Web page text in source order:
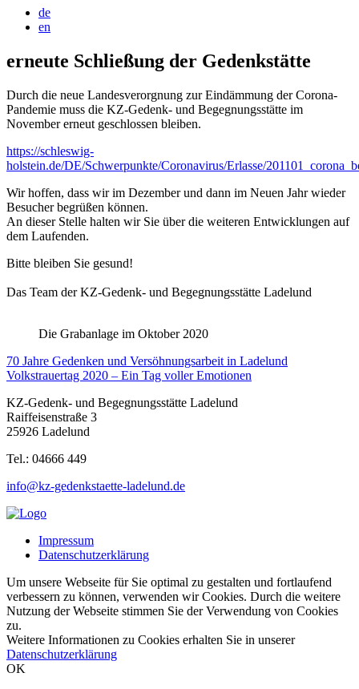
de
en
erneute Schließung der Gedenkstätte
Durch die neue Landesverorgnung zur Eindämmung der Corona-
Pandemie muss die KZ-Gedenk- und Begegnungsstätte im
November erneut geschlossen bleiben.
https://schleswig-
holstein.de/DE/Schwerpunkte/Coronavirus/Erlasse/
Wir hoffen, dass wir im Dezember und dann im Neuen Jahr wieder
Besucher begrüßen können.
An dieser Stelle halten wir Sie über die weiteren Entwicklungen auf
dem Laufenden.
Bitte bleiben Sie gesund!
Das Team der KZ-Gedenk- und Begegnungsstätte Ladelund
Die Grabanlage im Oktober 2020
Beitragsnavigation
70 Jahre Gedenken und Versöhnungsarbeit in Ladelund
Volkstrauertag 2020 – Ein Tag voller Emotionen
KZ-Gedenk- und Begegnungsstätte Ladelund
Raiffeisenstraße 3
25926 Ladelund
Tel.: 04666 449
info@kz-gedenkstaette-ladelund.de
Impressum
Datenschutzerklärung
Um unsere Webseite für Sie optimal zu gestalten und fortlaufend
verbessern zu können, verwenden wir Cookies. Durch die weitere
Nutzung der Webseite stimmen Sie der Verwendung von Cookies
zu.
Weitere Informationen zu Cookies erhalten Sie in unserer
Datenschutzerklärung
OK